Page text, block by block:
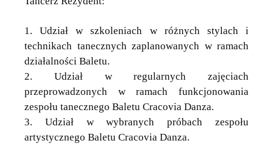
1. Udział w szkoleniach w różnych stylach i
technikach tanecznych zaplanowanych w ramach
działalności Baletu.
2. Udział w regularnych zajęciach
przeprowadzonych w ramach funkcjonowania
zespołu tanecznego Baletu Cracovia Danza.
3. Udział w wybranych próbach zespołu
artystycznego Baletu Cracovia Danza.